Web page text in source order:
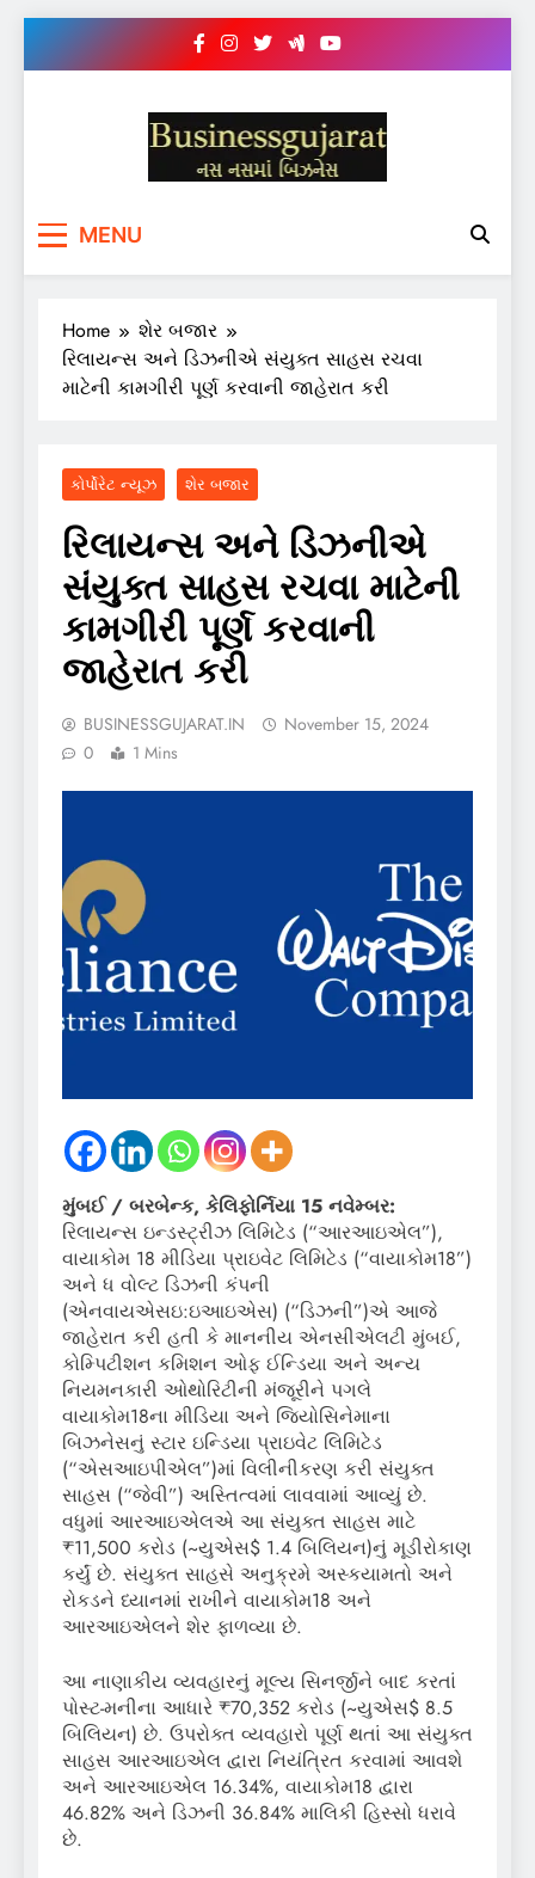
BUSINESS GUJARAT
MENU
Home
શેર બજાર
રિલાયન્સ અને ડિઝનીએ સંયુક્ત સાહસ રચવા
માટેની કામગીરી પૂર્ણ કરવાની જાહેરાત કરી
કોર્પોરેટ ન્યૂઝ શેર બજાર
રિલાયન્સ અને ડિઝનીએ
સંયુક્ત સાહસ રચવા માટેની
કામગીરી પૂર્ણ કરવાની
જાહેરાત કરી
BUSINESSGUJARAT.IN
November 15, 2024
0
1 Mins
મુંબઈ / બરબેન્ક, કેલિફોર્નિયા 15 નવેમ્બર:
રિલાયન્સ ઇન્ડસ્ટ્રીઝ લિમિટેડ (“આરઆઇએલ”),
વાયાકોમ 18 મીડિયા પ્રાઇવેટ લિમિટેડ (“વાયાકોમ18”)
અને ધ વોલ્ટ ડિઝની કંપની
(એનવાયએસઇ:ઇઆઇએસ) (“ડિઝની”)એ આજે ​​
જાહેરાત કરી હતી કે માનનીય એનસીએલટી મુંબઈ,
કોમ્પિટીશન કમિશન ઓફ ઈન્ડિયા અને અન્ય
નિયમનકારી ઓથોરિટીની મંજૂરીને પગલે
વાયાકોમ18ના મીડિયા અને જિયોસિનેમાના
બિઝનેસનું સ્ટાર ઇન્ડિયા પ્રાઇવેટ લિમિટેડ
(“એસઆઇપીએલ”)માં વિલીનીકરણ કરી સંયુક્ત
સાહસ (“જેવી”) અસ્તિત્વમાં લાવવામાં આવ્યું છે.
વધુમાં આરઆઇએલએ આ સંયુક્ત સાહસ માટે
₹11,500 કરોડ (~યુએસ$ 1.4 બિલિયન)નું મૂડીરોકાણ
કર્યું છે. સંયુક્ત સાહસે અનુક્રમે અસ્કયામતો અને
રોકડને ધ્યાનમાં રાખીને વાયાકોમ18 અને
આરઆઇએલને શેર ફાળવ્યા છે.
આ નાણાકીય વ્યવહારનું મૂલ્ય સિનર્જીને બાદ કરતાં
પોસ્ટ-મનીના આધારે ₹70,352 કરોડ (~યુએસ$ 8.5
બિલિયન) છે. ઉપરોક્ત વ્યવહારો પૂર્ણ થતાં આ સંયુક્ત
સાહસ આરઆઇએલ દ્વારા નિયંત્રિત કરવામાં આવશે
અને આરઆઇએલ 16.34%, વાયાકોમ18 દ્વારા
46.82% અને ડિઝની 36.84% માલિકી હિસ્સો ધરાવે
છે.